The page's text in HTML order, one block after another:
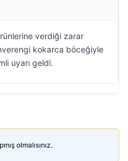
verdiği zarar
kokarca böceğiyle
uyarı geldi.
olmalısınız.